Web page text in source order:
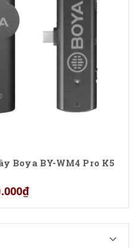
Boya BY-WM4 Pro K5